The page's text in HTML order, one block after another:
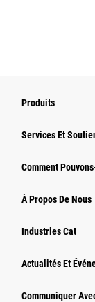
Produits
Services Et
Comment
À Propos De Nous
Industries Cat
Actualités Et
Communiquer